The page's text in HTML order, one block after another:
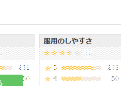
本剤の必要性とともに、本剤の
が講じられているが、血液を原
完全に排除することができない
ること。